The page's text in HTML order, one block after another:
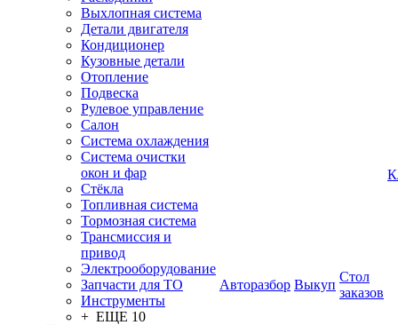
Выхлопная система
Детали двигателя
Кондиционер
Кузовные детали
Отопление
Подвеска
Рулевое управление
Салон
Система охлаждения
Система очистки
окон и фар
Стёкла
Топливная система
Тормозная система
Трансмиссия и
привод
Электрооборудование
Запчасти для ТО
Инструменты
+ ЕЩЕ 10
Авторазбор Выкуп
Стол
заказов